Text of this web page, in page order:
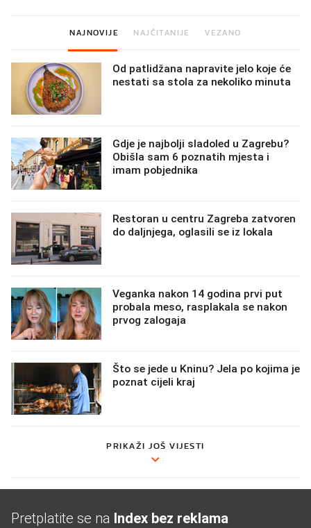
NAJNOVIJE NAJČITANIJE VEZANO
Od patlidžana napravite jelo koje će
nestati sa stola za nekoliko minuta
Gdje je najbolji sladoled u Zagrebu?
Obišla sam 6 poznatih mjesta i
imam pobjednika
Restoran u centru Zagreba zatvoren
do daljnjega, oglasili se iz lokala
Veganka nakon 14 godina prvi put
probala meso, rasplakala se nakon
prvog zalogaja
Što se jede u Kninu? Jela po kojima je
poznat cijeli kraj
PRIKAŽI JOŠ VIJESTI
Pretplatite se na Index bez reklama